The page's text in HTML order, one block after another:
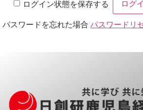
ログイン状態を保存する
パスワードを忘れた場合パスワードリ